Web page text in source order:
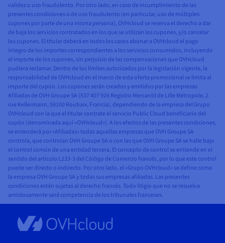
validez o uso fraudulento. Por otro lado, en caso de incumplimiento de las
presentes condiciones o de uso fraudulento (en particular, uso de múltiples
cupones por parte de una misma persona), OVHcloud se reserva el derecho a dar
de baja los servicios contratados en los que se utilizan los cupones, y/o cancelar
los cupones. El titular deberá en todos los casos abonar a OVHcloud el pago
íntegro de los importes correspondientes a los servicios consumidos, incluyendo
el importe de los cupones, sin perjuicio de las compensaciones que OVHcloud
pudiera reclamar. Dentro de los límites autorizados por la legislación vigente, la
responsabilidad de OVHcloud en el marco de esta oferta promocional se limita al
importe del cupón. Los cupones serán creados y emitidos por las empresas
Afiliadas de OVH Groupe SA (537 407 926 Registro Mercantil de Lille Métropole, 2
rue Kellermann, 59100 Roubaix, Francia), dependiendo de la empresa del Grupo
OVHcloud con la que el titular contrate el servicio Public Cloud beneficiario del
cupón (denominada aquí «OVHcloud»). A los efectos de las presentes condiciones,
se entenderá por «Afiliadas» todas aquellas empresas que OVH Groupe SA
controla, que controlan OVH Groupe SA o con las que OVH Groupe SA se halle bajo
el control común de una entidad tercera. El concepto de control se entiende en el
sentido del artículo L233-3 del Código de Comercio francés, por lo que este control
puede ser directo o indirecto. Por otro lado, el «Grupo OVHcloud» se define como
la empresa OVH Groupe SA y todas sus empresas afiliadas. Las presentes
condiciones están sujetas al derecho francés. Todo litigio que no se resuelva
amistosamente será competencia de los tribunales franceses.